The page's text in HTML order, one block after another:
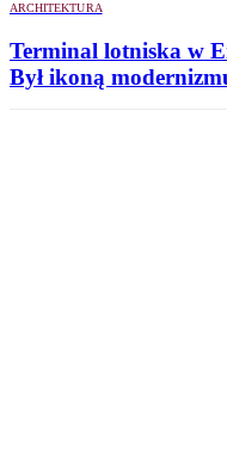
ARCHITEKTURA
Terminal lotniska w
Był ikoną